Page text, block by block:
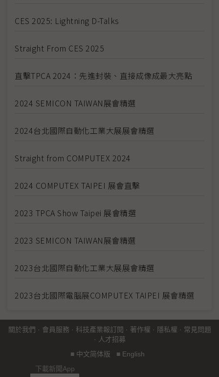
CES 2025: Lightning D-Talks
Straight From CES 2025
直擊TPCA 2024：先進封裝、直接成像成最大亮點
2024 SEMICON TAIWAN展會精選
2024台北國際自動化工業大展展會精選
Straight from COMPUTEX 2024
2024 COMPUTEX TAIPEI 展會直擊
2023 TPCA Show Taipei 展會精選
2023 SEMICON TAIWAN展會精選
2023台北國際自動化工業大展展會精選
2023台北國際電腦展COMPUTEX TAIPEI 展會精選
關於我們 · 會員服務 · 科技產業報訂閱 · 著作權 · 隱私權 · 常見問題
· 人才招募
■ 中文简体版 ■ English
下載新聞App